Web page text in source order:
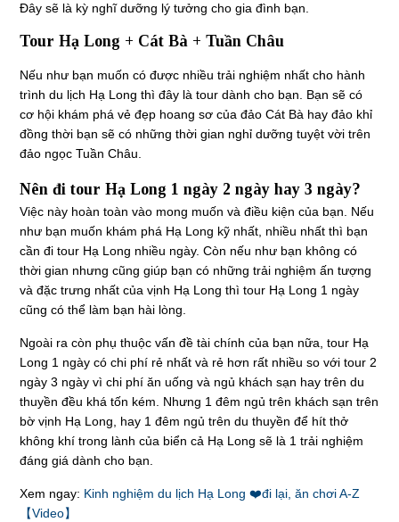
Đây sẽ là kỳ nghĩ dưỡng lý tưởng cho gia đình bạn.
Tour Hạ Long + Cát Bà + Tuần Châu
Nếu như bạn muốn có được nhiều trải nghiệm nhất cho hành
trình du lịch Hạ Long thì đây là tour dành cho bạn. Bạn sẽ có
cơ hội khám phá vẻ đẹp hoang sơ của đảo Cát Bà hay đảo khỉ
đồng thời bạn sẽ có những thời gian nghỉ dưỡng tuyệt vời trên
đảo ngọc Tuần Châu.
Nên đi tour Hạ Long 1 ngày 2 ngày hay 3 ngày?
Việc này hoàn toàn vào mong muốn và điều kiện của bạn. Nếu
như bạn muốn khám phá Hạ Long kỹ nhất, nhiều nhất thì bạn
cần đi tour Hạ Long nhiều ngày. Còn nếu như bạn không có
thời gian nhưng cũng giúp bạn có những trải nghiệm ấn tượng
và đặc trưng nhất của vịnh Hạ Long thì tour Hạ Long 1 ngày
cũng có thể làm bạn hài lòng.
Ngoài ra còn phụ thuộc vấn đề tài chính của bạn nữa, tour Hạ
Long 1 ngày có chi phí rẻ nhất và rẻ hơn rất nhiều so với tour 2
ngày 3 ngày vì chi phí ăn uống và ngủ khách sạn hay trên du
thuyền đều khá tốn kém. Nhưng 1 đêm ngủ trên khách sạn trên
bờ vịnh Hạ Long, hay 1 đêm ngủ trên du thuyền để hít thở
không khí trong lành của biển cả Hạ Long sẽ là 1 trải nghiệm
đáng giá dành cho bạn.
Xem ngay: Kinh nghiệm du lịch Hạ Long ❤️đi lại, ăn chơi A-Z
【Video】